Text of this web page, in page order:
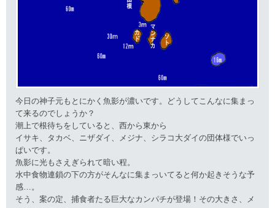
今日の神子元もとにかく魚影が濃いです。どうしてこんなに集まっ
て来るのでしょうか？
潮上で根待ちをしていると、西から東から
イサキ、タカベ、ニザダイ、メジナ、シラコ大ダイの団体様でいっ
ぱいです。
魚影に光もさえぎられて暗い程。
水中食物連鎖の下の方がそんなに集まっいてると何か起きそうな予
感…。
そう、案の定、捕食者たる巨大なカンパチが登場！その大きさ、メ